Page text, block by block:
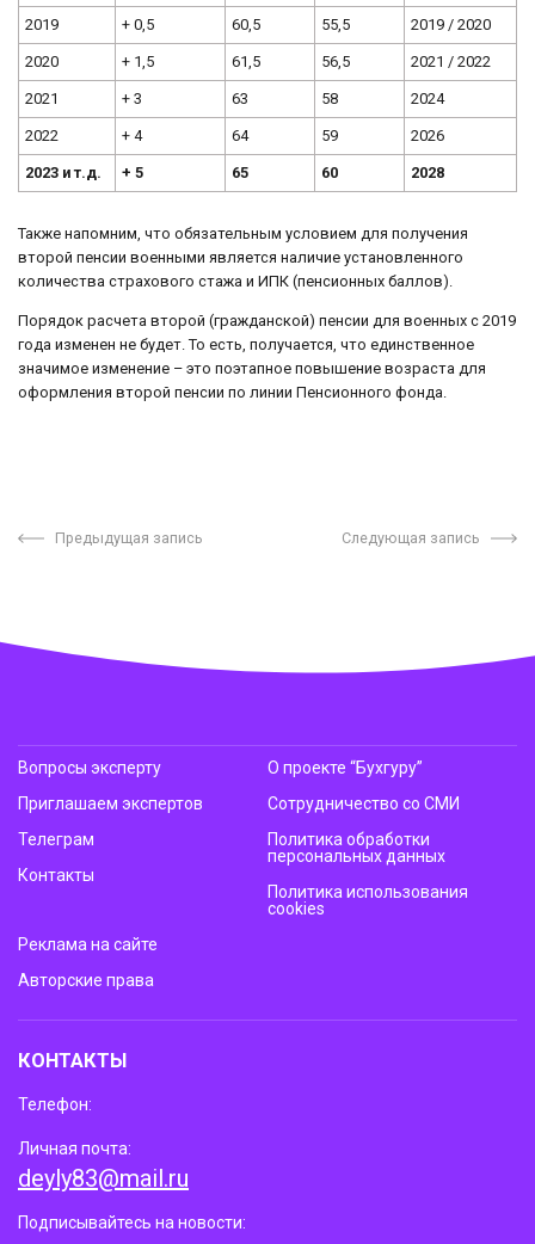
2019 + 0,5 60,5 55,5 2019 / 2020
2020 + 1,5 61,5 56,5 2021 / 2022
2021 + 3 63 58 2024
2022 + 4 64 59 2026
2023 и т.д. + 5 65 60 2028
Также напомним, что обязательным условием для получения
второй пенсии военными является наличие установленного
количества страхового стажа и ИПК (пенсионных баллов).
Порядок расчета второй (гражданской) пенсии для военных с 2019
года изменен не будет. То есть, получается, что единственное
значимое изменение – это поэтапное повышение возраста для
оформления второй пенсии по линии Пенсионного фонда.
Предыдущая запись Следующая запись
Вопросы эксперту
Приглашаем экспертов
Телеграм
Контакты
О проекте “Бухгуру”
Сотрудничество со СМИ
Политика обработки
персональных данных
Политика использования
cookies
Реклама на сайте
Авторские права
КОНТАКТЫ
Телефон:
Личная почта:
deyly83@mail.ru
Подписывайтесь на новости: